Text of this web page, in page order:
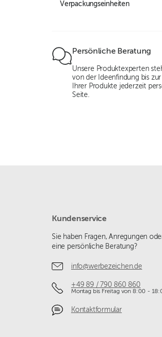
Verpackungseinheiten
Persönliche Beratung
Unsere Produktexperten
von der Ideenfindung bis
Ihrer Produkte jederzeit
Seite.
Kundenservice
Sie haben Fragen, Anregungen
eine persönliche Beratung?
info@werbezeichen.de
+49 89 / 790 860 860
Montag bis Freitag von 8:00 -
Kontaktformular